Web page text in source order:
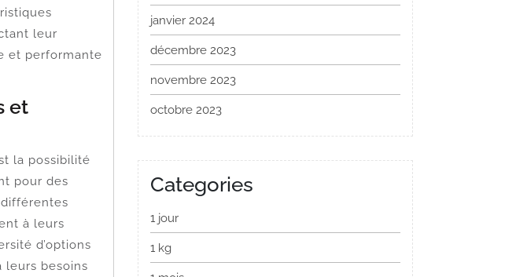
leur
et performante
et
la possibilité
pour des
à leurs
d’options
leurs besoins
janvier 2024
décembre 2023
novembre 2023
octobre 2023
Categories
1 jour
1 kg